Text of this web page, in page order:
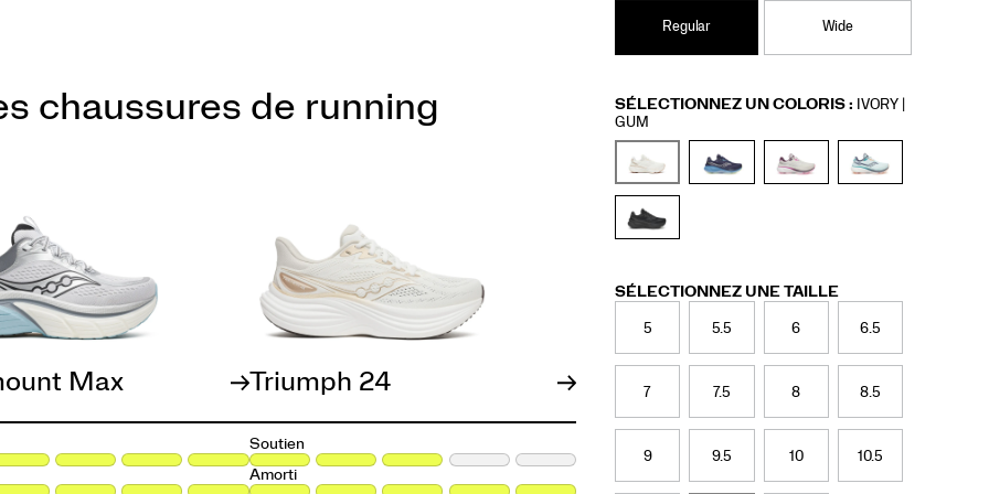
Regular Wide
Variations
SÉLECTIONNEZ UN COLORIS : IVORY |
GUM
Variations
SÉLECTIONNEZ UNE TAILLE
5 5.5 6 6.5
7 7.5 8 8.5
9 9.5 10 10.5
chaussures de running
Max Triumph 24
Soutien
Amorti